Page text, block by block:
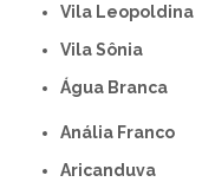
Vila Leopoldina
Vila Sônia
Água Branca
Anália Franco
Aricanduva